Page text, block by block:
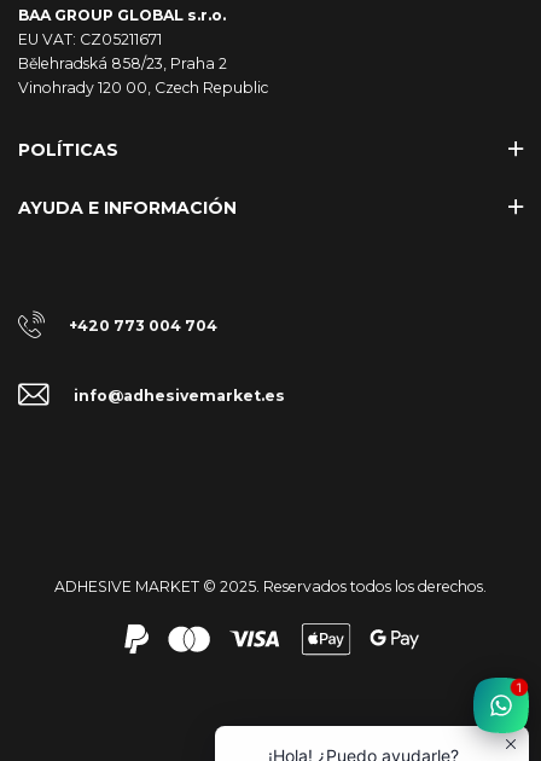
BAA GROUP GLOBAL s.r.o.
EU VAT: CZ05211671
Bělehradská 858/23, Praha 2
Vinohrady 120 00, Czech Republic
POLÍTICAS
AYUDA E INFORMACIÓN
+420 773 004 704
info@adhesivemarket.es
ADHESIVE MARKET © 2025. Reservados todos los derechos.
¡Hola! ¿Puedo ayudarle?
1